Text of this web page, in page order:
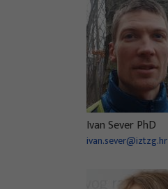
Ivan Sever PhD
ivan.sever@iztzg.hr